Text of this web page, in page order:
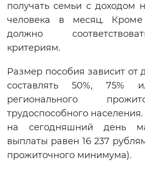
получать семьи с доходом
человека в месяц.
должно
критериям.
Размер пособия зависит от
составлять 50%, 75%
регионального
трудоспособного
на сегодняшний день
выплаты равен 16 237
прожиточного минимума).